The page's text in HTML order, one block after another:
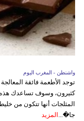
واشنطن - المغرب اليوم
توجد الأطعمة فائقة
كثيرون، وسوف تساعدك هذه
المثلجات أنها تتكون من
جا�... المزيد